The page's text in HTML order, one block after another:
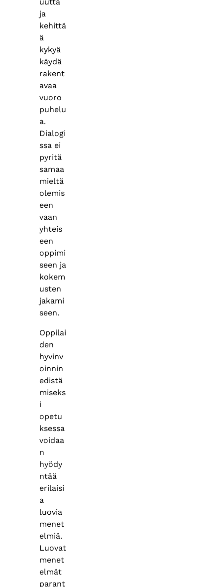
ja
kehittä
ä
kykyä
käydä
rakent
avaa
vuoro
puhelu
a.
Dialogi
ssa ei
pyritä
samaa
mieltä
olemis
een
vaan
yhteis
een
oppimi
seen ja
kokem
usten
jakami
seen.
Oppilai
den
hyvinv
oinnin
edistä
miseks
i
opetu
ksessa
voidaa
n
hyödy
ntää
erilaisi
a
luovia
menet
elmiä.
Luovat
menet
elmät
parant